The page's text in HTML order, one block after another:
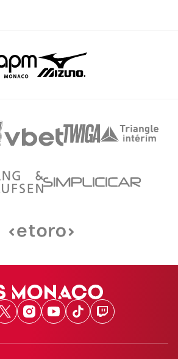
X Instagram
Youtube
TikTokTwitch